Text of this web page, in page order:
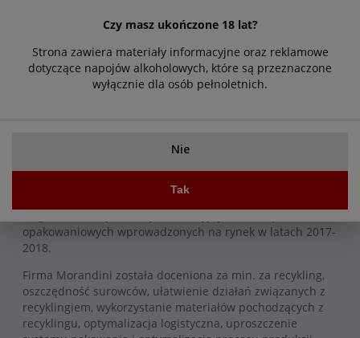
Czy masz ukończone 18 lat?
Strona zawiera materiały informacyjne oraz reklamowe
dotyczące napojów alkoholowych, które są przeznaczone
wyłącznie dla osób pełnoletnich.
Nie
Tak
10% składa się z doskonałej indyjskiej kawy Robusta.
Złoty medal zdobyty na International Coffee Tasting Asia
2019 to czwarta nagroda, którą należy dodać do tych
Nagroda Conai za zrównoważone opakowanie - Palarnia
Morandini ECO FRIENDLY - PRZYJAZNA ŚRODOWISKU
opakowaniowych wprowadzonych na rynek w latach 2017-
2018.
Firma Morandini została doceniona za min. za recykling,
oszczędność surowców, ułatwienie działań związanych z
recyklingiem, wykorzystanie materiałów pochodzących z
recyklingu, optymalizacja logistyczna, uproszczenie